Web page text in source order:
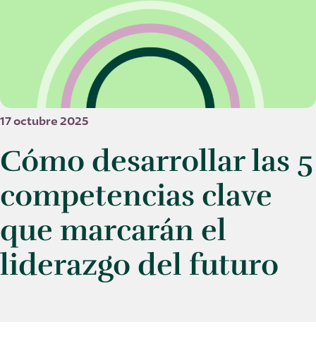
17 octubre 2025
Cómo desarrollar las 5
competencias clave
que marcarán el
liderazgo del futuro